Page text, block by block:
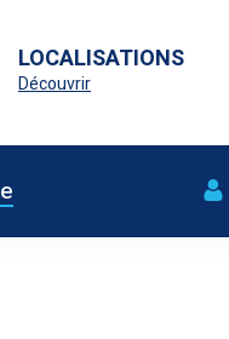
LOCALISATIONS
Découvrir